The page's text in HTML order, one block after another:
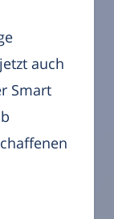
auch
Smart